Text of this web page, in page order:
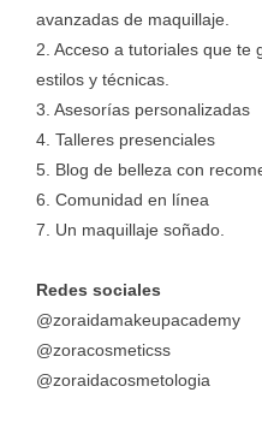
avanzadas de maquillaje.
2. Acceso a tutoriales que te
estilos y técnicas.
3. Asesorías personalizadas
4. Talleres presenciales
5. Blog de belleza con
6. Comunidad en línea
7. Un maquillaje soñado.
Redes sociales
@zoraidamakeupacademy
@zoracosmeticss
@zoraidacosmetologia